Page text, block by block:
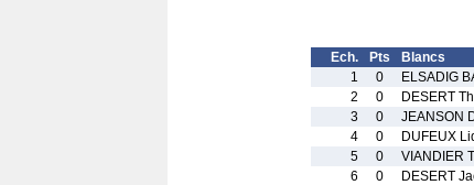
Ech. Pts Blancs
1
0 ELSADIG
2
0 DESERT
3
0 JEANSON
4
0 DUFEUX
5
0 VIANDIER
6
0 DESERT